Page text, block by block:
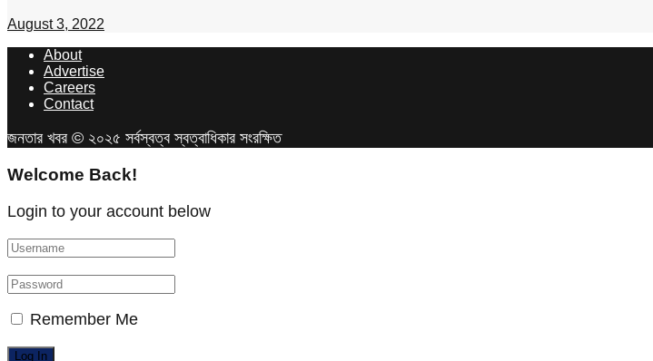
August 3, 2022
About
Advertise
Careers
Contact
জনতার খবর © ২০২৫ সর্বস্বত্ব স্বত্বাধিকার সংরক্ষিত
Welcome Back!
Login to your account below
Remember Me